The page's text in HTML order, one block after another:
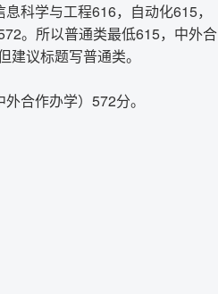
科学与工程616，自动化615，
。所以普通类最低615，中外合
议标题写普通类。
合作办学）572分。